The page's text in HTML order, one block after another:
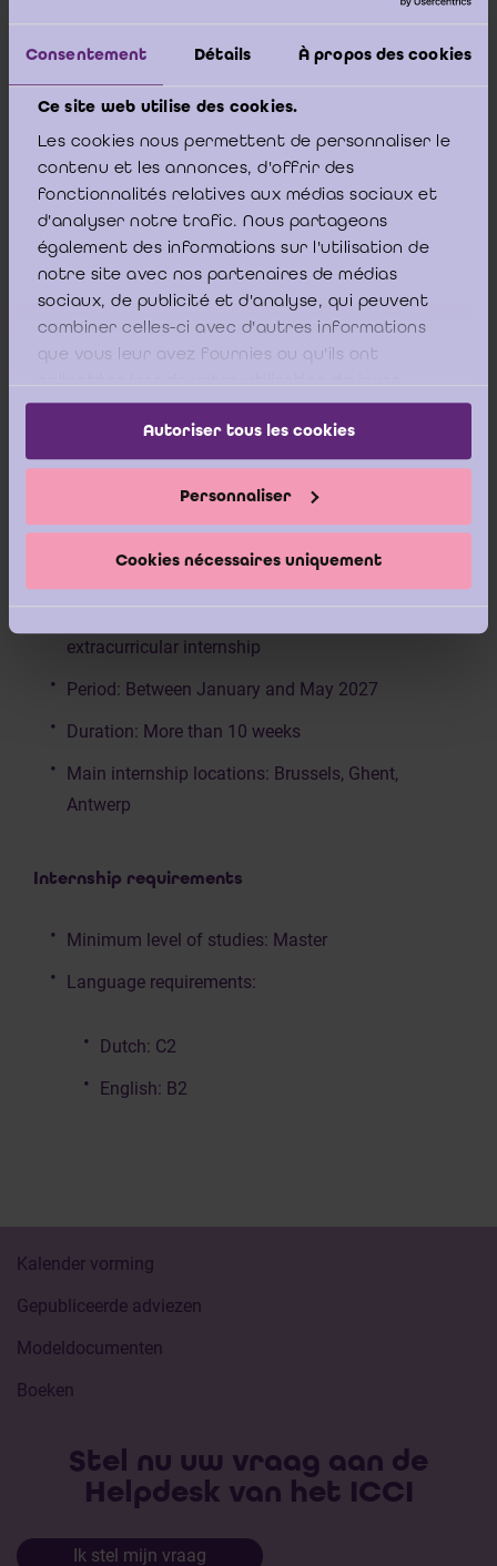
Consentement Détails À propos des cookies
Ce site web utilise des cookies.
Les cookies nous permettent de personnaliser le
contenu et les annonces, d'offrir des
fonctionnalités relatives aux médias sociaux et
d'analyser notre trafic. Nous partageons
également des informations sur l'utilisation de
notre site avec nos partenaires de médias
sociaux, de publicité et d'analyse, qui peuvent
combiner celles-ci avec d'autres informations
que vous leur avez fournies ou qu'ils ont
services.
Autoriser tous les cookies
Personnaliser
Cookies nécessaires uniquement
Internship description
As part of the audit team, you will:
conduct audit procedures under the supervision of
collect and analyse financial data and other
relevant information;
and reports;
Internship arrangements
extracurricular internship
Period: Between January and May 2027
Duration: More than 10 weeks
Main internship locations: Brussels, Ghent,
Antwerp
Internship requirements
Minimum level of studies: Master
Language requirements:
Dutch: C2
English: B2
Kalender vorming
Gepubliceerde adviezen
Modeldocumenten
Boeken
Stel nu uw vraag aan de
Helpdesk van het ICCI
Ik stel mijn vraag